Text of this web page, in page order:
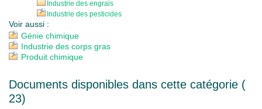
Industrie des engrais
Industrie des pesticides
Voir aussi :
Génie chimique
Industrie des corps gras
Produit chimique
Documents disponibles dans cette catégorie (
23)